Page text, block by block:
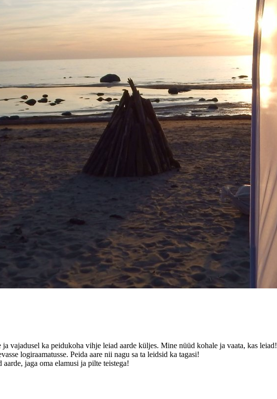
vajadusel ka peidukoha vihje leiad aarde küljes. Mine nüüd kohale ja vaata, kas leiad!
logiraamatusse. Peida aare nii nagu sa ta leidsid ka tagasi!
jaga oma elamusi ja pilte teistega!